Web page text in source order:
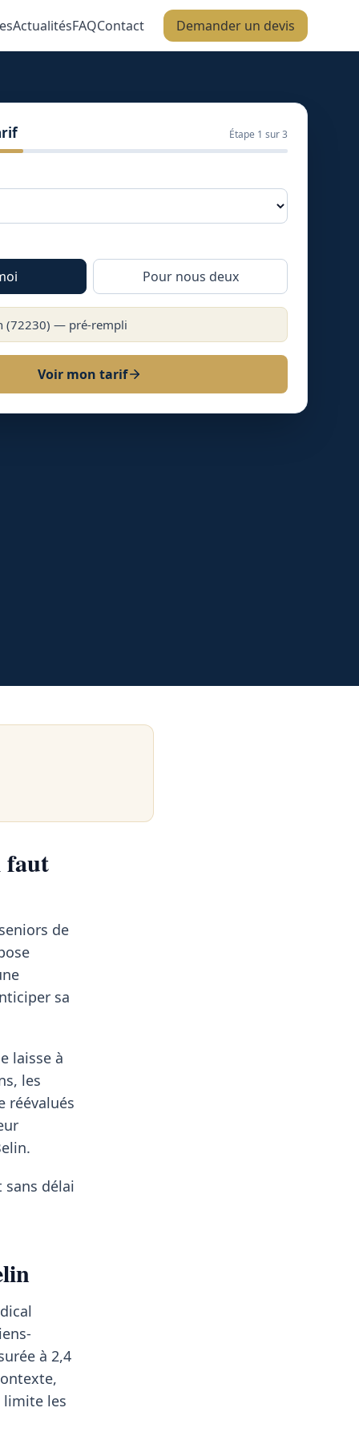
ActualitésFAQContact Demander un devis
Étape 1 sur 3
Pour nous deux
(72230) — pré-rempli
Voir mon tarif
faut
de
sa
laisse à
les
réévalués
délai
à 2,4
limite les